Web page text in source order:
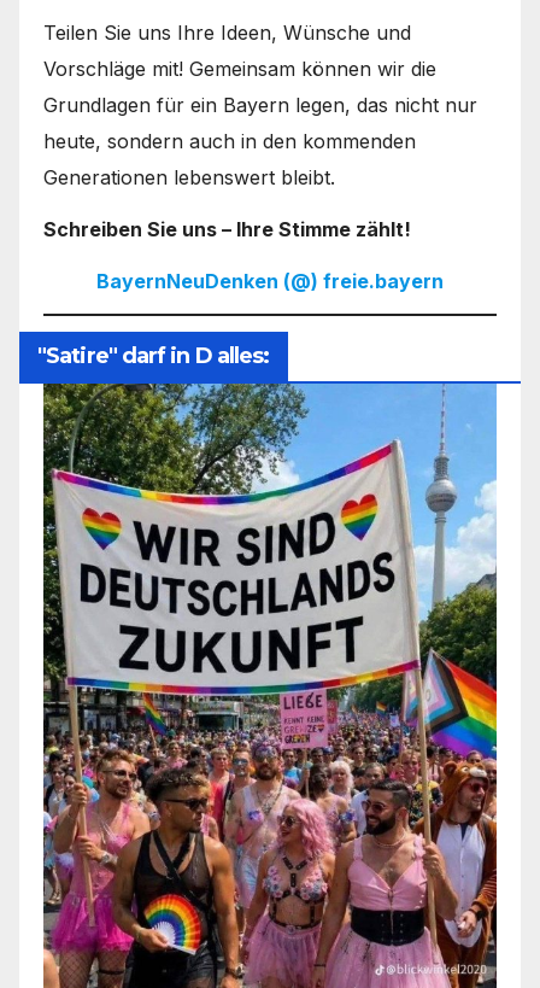
Teilen Sie uns Ihre Ideen, Wünsche und
Vorschläge mit! Gemeinsam können wir die
Grundlagen für ein Bayern legen, das nicht nur
heute, sondern auch in den kommenden
Generationen lebenswert bleibt.
Schreiben Sie uns – Ihre Stimme zählt!
BayernNeuDenken (@) freie.bayern
"Satire" darf in D alles: